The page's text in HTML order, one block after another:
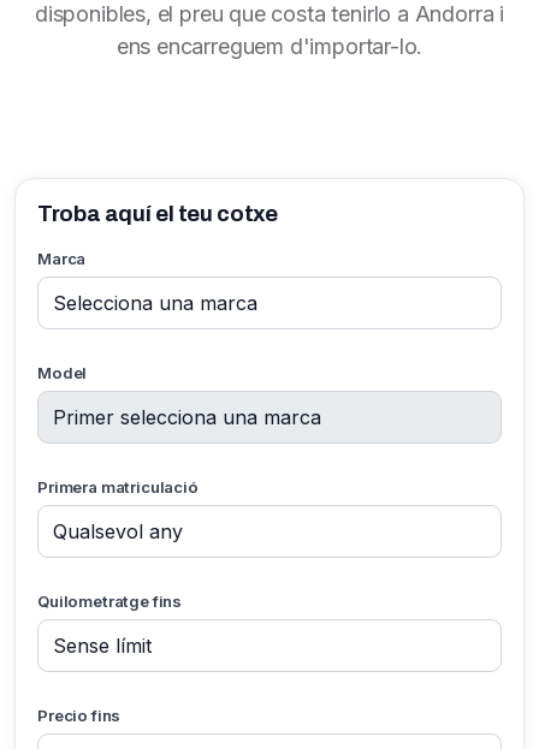
disponibles, el preu que costa tenirlo a Andorra i
ens encarreguem d'importar-lo.
Troba aquí el teu cotxe
Marca
Model
Primera matriculació
Quilometratge fins
Precio fins